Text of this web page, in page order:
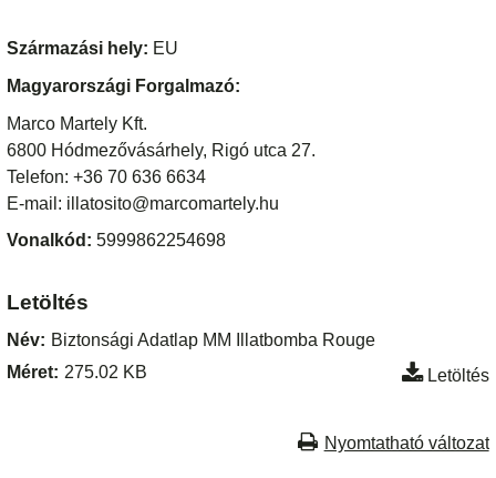
Származási hely: EU
Magyarországi Forgalmazó:
Marco Martely Kft.
6800 Hódmezővásárhely, Rigó utca 27.
Telefon: +36 70 636 6634
E-mail: illatosito@marcomartely.hu
Vonalkód:5999862254698
Letöltés
Név: Biztonsági Adatlap MM Illatbomba Rouge
Méret: 275.02 KB Letöltés
Nyomtatható változat